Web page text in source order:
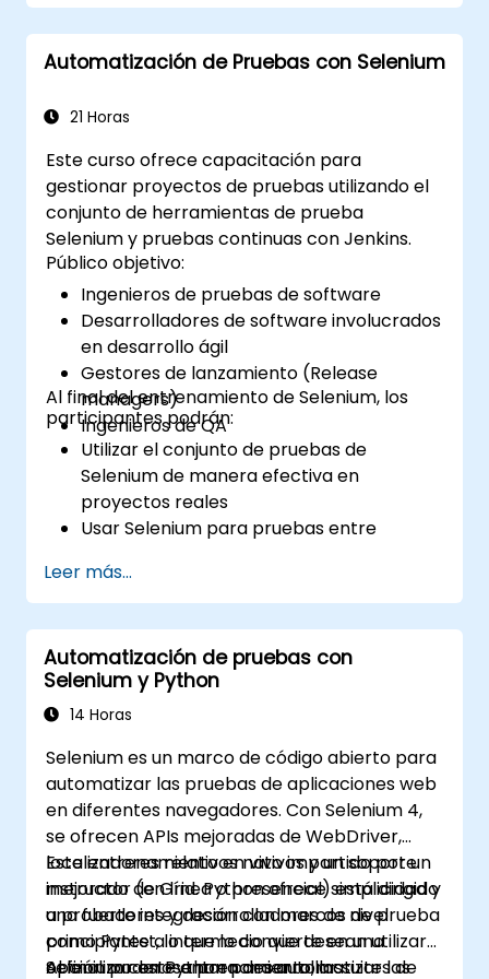
conceptos, te invitamos a consultar el curso:
C# para ingenieros de pruebas de
automatización.
Automatización de Pruebas con Selenium
21 Horas
Este curso ofrece capacitación para
gestionar proyectos de pruebas utilizando el
conjunto de herramientas de prueba
Selenium y pruebas continuas con Jenkins.
Público objetivo:
Ingenieros de pruebas de software
Desarrolladores de software involucrados
en desarrollo ágil
Gestores de lanzamiento (Release
managers)
Ingenieros de QA
Al final del entrenamiento de Selenium, los
participantes podrán:
Utilizar el conjunto de pruebas de
Selenium de manera efectiva en
proyectos reales
Usar Selenium para pruebas entre
Distribuir las pruebas usando Selenium
Grid
Ejecutar pruebas de regresión con
Selenium en Jenkins
Preparar informes de pruebas e informes
periódicos usando Jenkins
Leer más...
Automatización de pruebas con
Selenium y Python
14 Horas
Selenium es un marco de código abierto para
automatizar las pruebas de aplicaciones web
en diferentes navegadores. Con Selenium 4,
se ofrecen APIs mejoradas de WebDriver,
localizadores relativos nativos y un soporte
mejorado de Grid. Python ofrece simplicidad y
una fuerte integración con marcos de prueba
como Pytest, lo que lo convierte en una
opción poderosa para desarrollar suites de
Este entrenamiento en vivo impartido por un
instructor (en línea o presencial) está dirigido
a probadores y desarrolladores de nivel
principiante a intermedio que desean utilizar
Selenium con Python para automatizar las
Al finalizar este entrenamiento, los